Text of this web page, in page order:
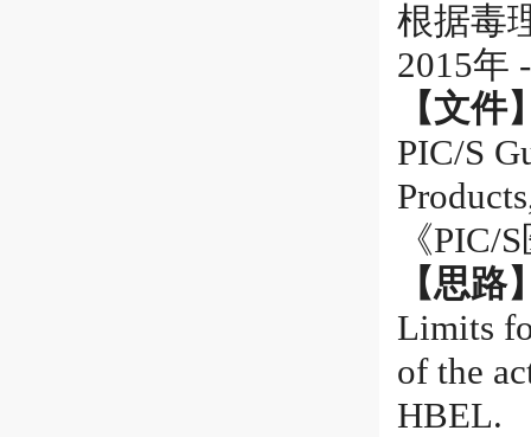
根据毒
2015年
【文件
PIC/S
《PIC/
【思路
Limits
of the
HBEL.